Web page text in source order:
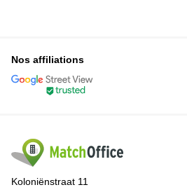
Nos affiliations
Koloniënstraat 11